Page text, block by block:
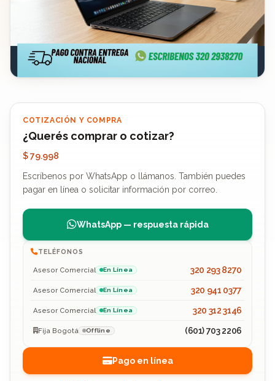
COTIZACIÓN Y COMPRA
¿Querés comprar o cotizar?
$ 79.998
Escríbenos por WhatsApp o llámanos. También puedes
pagar en línea o solicitar información por correo.
WhatsApp — respuesta rápida
TELÉFONOS
Asesor Comercial En Línea 320 293 8270
Asesor Comercial En Línea 320 941 0377
Asesor Comercial En Línea 320 312 3146
Fija Bogotá Offline (601) 703 2206
Pago en línea